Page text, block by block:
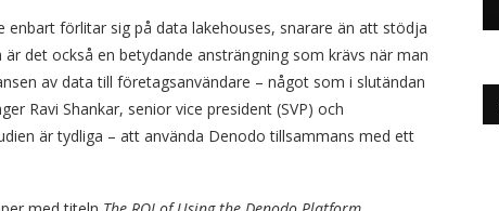
förlitar sig på data lakehouses, snarare än att stödja
det också en betydande ansträngning som krävs när man
av data till företagsanvändare – något som i slutändan
Ravi Shankar, senior vice president (SVP) och
är tydliga – att använda Denodo tillsammans med ett